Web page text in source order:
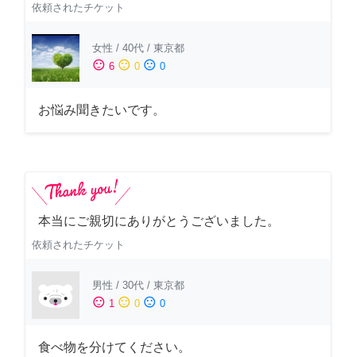
依頼されたチケット
女性 / 40代 / 東京都
sentiment_satisfied 6 sentiment_neutral 0 sentiment_dissatisfied 0
お悩み聞きたいです。
本当にご親切にありがとうございました。
依頼されたチケット
男性 / 30代 / 東京都
sentiment_satisfied 1 sentiment_neutral 0 sentiment_dissatisfied 0
食べ物を分けてください。